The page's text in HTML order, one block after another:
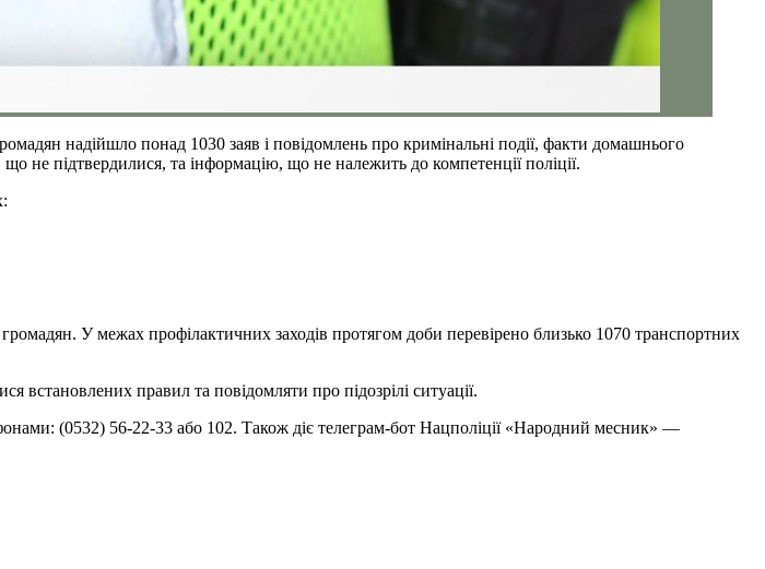
надійшло понад 1030 заяв і повідомлень про кримінальні події, факти домашнього
не підтвердилися, та інформацію, що не належить до компетенції поліції.
У межах профілактичних заходів протягом доби перевірено близько 1070 транспортних
встановлених правил та повідомляти про підозрілі ситуації.
(0532) 56-22-33 або 102. Також діє телеграм-бот Нацполіції «Народний месник» —